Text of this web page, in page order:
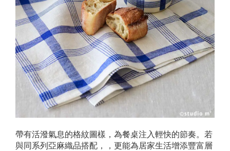
帶有活潑氣息的格紋圖樣，為餐桌注入輕快的節奏。若
與同系列亞麻織品搭配，，更能為居家生活增添豐富層